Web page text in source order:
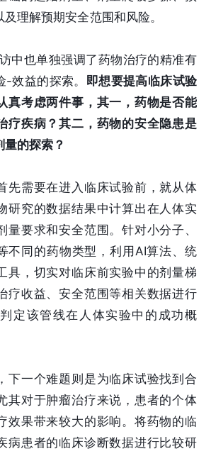
理解预期安全范围和风险。
中也单独强调了药物治疗的精准有
效益的探索。 即想要提高临床试验
真考虑两件事，其一，药物是否能
疗疾病？其二，药物的安全隐患是
的探索？
先需要在进入临床试验前，就从体
研究的数据结果中计算出在人体实
量要求和安全范围。针对小分子、
不同的药物类型，利用AI算法、统
具，切实对临床前实验中的剂量梯
疗收益、安全范围等相关数据进行
定该管线在人体实验中的成功概
下一个难题则是为临床试验找到合
其对于肿瘤治疗来说，患者的个体
效果带来较大的影响。将药物的临
病患者的临床诊断数据进行比较研